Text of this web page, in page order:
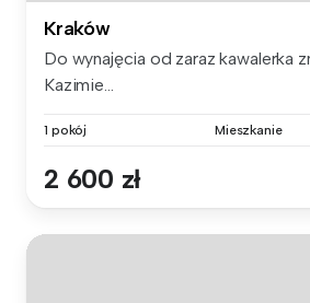
Kraków
Do wynajęcia od zaraz kawalerka
Kazimie...
1 pokój Mieszkanie
2 600 zł